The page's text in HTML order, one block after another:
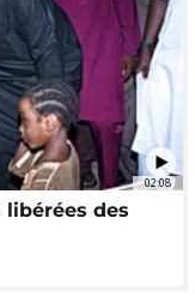
02:08
libérées des